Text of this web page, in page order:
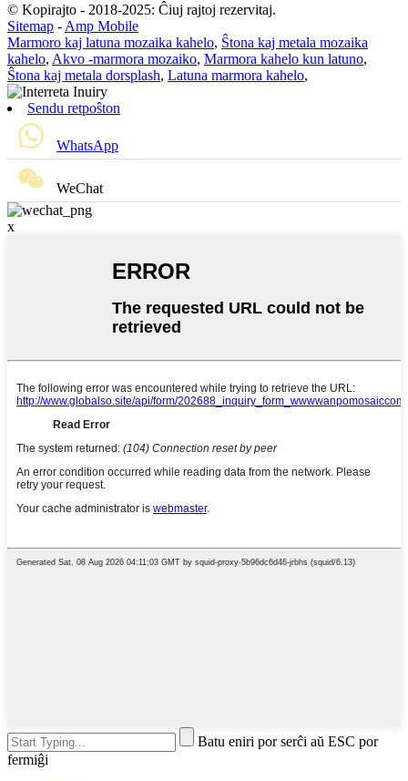
© Kopirajto - 2018-2025: Ĉiuj rajtoj rezervitaj.
Sitemap - Amp Mobile
Marmoro kaj latuna mozaika kahelo, Ŝtona kaj metala mozaika
kahelo, Akvo -marmora mozaiko, Marmora kahelo kun latuno,
Ŝtona kaj metala dorsplash, Latuna marmora kahelo,
Sendu retpoŝton
WhatsApp
WeChat
x
Batu eniri por serĉi aŭ ESC por
fermiĝi